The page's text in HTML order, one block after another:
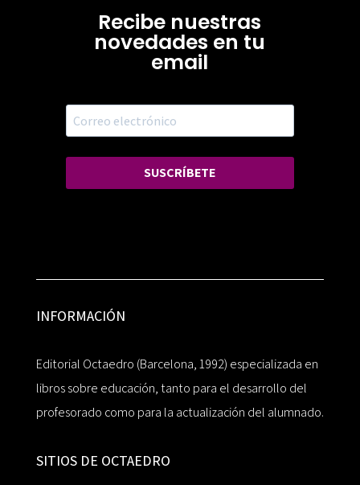
Recibe nuestras
novedades en tu
email
SUSCRÍBETE
INFORMACIÓN
Editorial Octaedro (Barcelona, 1992) especializada en
libros sobre educación, tanto para el desarrollo del
profesorado como para la actualización del alumnado.
SITIOS DE OCTAEDRO